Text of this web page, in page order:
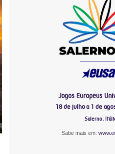
Jogos Europeus
18 de julho a 1 de
Salerno,
Sabe mais em: